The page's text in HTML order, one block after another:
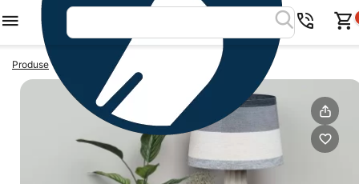
Produse Noptiera SERENA 60, 1 sertar, Alb